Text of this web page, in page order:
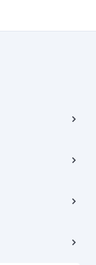
트리빌딩) B동 5층
층 미소
에게 있습니다.